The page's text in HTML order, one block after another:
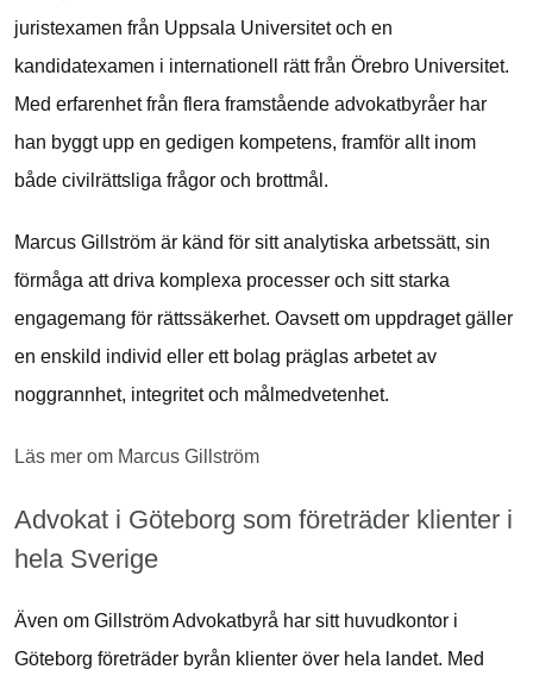
juristexamen från Uppsala Universitet och en
kandidatexamen i internationell rätt från Örebro Universitet.
Med erfarenhet från flera framstående advokatbyråer har
han byggt upp en gedigen kompetens, framför allt inom
både civilrättsliga frågor och brottmål.
Marcus Gillström är känd för sitt analytiska arbetssätt, sin
förmåga att driva komplexa processer och sitt starka
engagemang för rättssäkerhet. Oavsett om uppdraget gäller
en enskild individ eller ett bolag präglas arbetet av
noggrannhet, integritet och målmedvetenhet.
Läs mer om Marcus Gillström
Advokat i Göteborg som företräder klienter i
hela Sverige
Även om Gillström Advokatbyrå har sitt huvudkontor i
Göteborg företräder byrån klienter över hela landet. Med